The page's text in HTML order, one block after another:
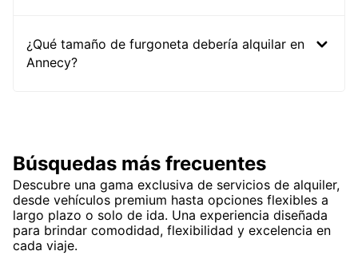
¿Qué tamaño de furgoneta debería alquilar en
Annecy?
Búsquedas más frecuentes
Descubre una gama exclusiva de servicios de alquiler,
desde vehículos premium hasta opciones flexibles a
largo plazo o solo de ida. Una experiencia diseñada
para brindar comodidad, flexibilidad y excelencia en
cada viaje.